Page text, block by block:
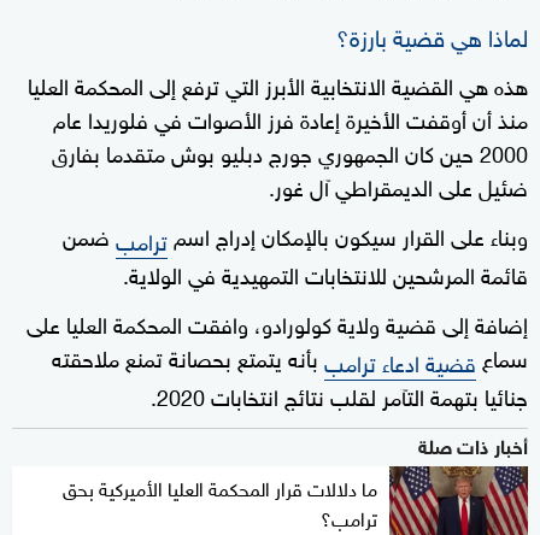
لماذا هي قضية بارزة؟
هذه هي القضية الانتخابية الأبرز التي ترفع إلى المحكمة العليا
منذ أن أوقفت الأخيرة إعادة فرز الأصوات في فلوريدا عام
2000 حين كان الجمهوري جورج دبليو بوش متقدما بفارق
ضئيل على الديمقراطي آل غور.
وبناء على القرار سيكون بالإمكان إدراج اسمترامبضمن
قائمة المرشحين للانتخابات التمهيدية في الولاية.
إضافة إلى قضية ولاية كولورادو، وافقت المحكمة العليا على
سماع قضية ادعاء ترامببأنه يتمتع بحصانة تمنع ملاحقته
جنائيا بتهمة التآمر لقلب نتائج انتخابات 2020.
أخبار ذات صلة
ما دلالات قرار المحكمة العليا الأميركية بحق
ترامب؟